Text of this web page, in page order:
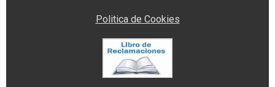
Politica de Cookies